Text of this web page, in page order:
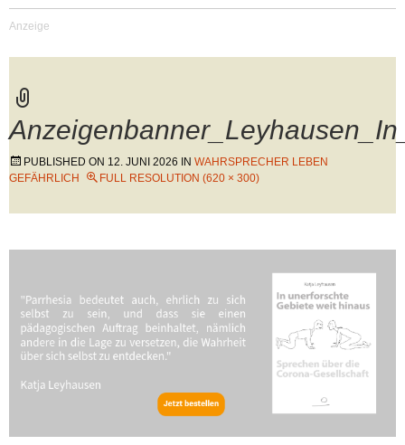
PUBLISHED ON 12. JUNI 2026 IN WAHRSPRECHER LEBEN
GEFÄHRLICH
FULL RESOLUTION (620 × 300)